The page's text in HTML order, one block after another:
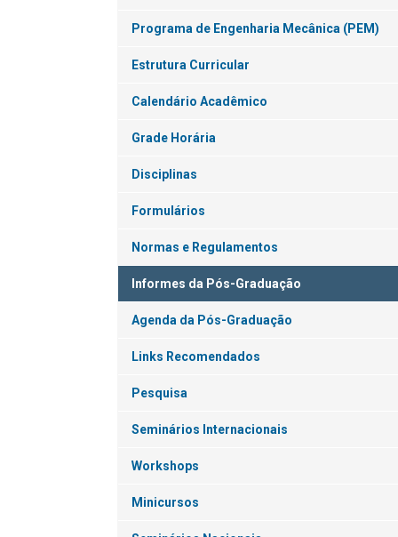
Programa de Engenharia Mecânica (PEM)
Estrutura Curricular
Calendário Acadêmico
Grade Horária
Disciplinas
Formulários
Normas e Regulamentos
Informes da Pós-Graduação
Agenda da Pós-Graduação
Links Recomendados
Pesquisa
Seminários Internacionais
Workshops
Minicursos